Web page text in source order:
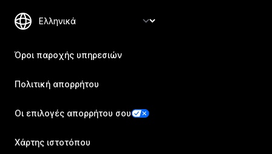
Όροι παροχής υπηρεσιών
Πολιτική απορρήτου
Οι επιλογές απορρήτου σου
Χάρτης ιστοτόπου